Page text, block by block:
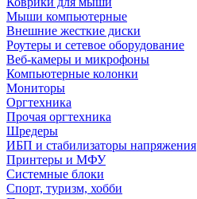
Мыши компьютерные
Внешние жесткие диски
Роутеры и сетевое оборудование
Веб-камеры и микрофоны
Компьютерные колонки
Мониторы
Оргтехника
Прочая оргтехника
Шредеры
ИБП и стабилизаторы напряжения
Принтеры и МФУ
Системные блоки
Спорт, туризм, хобби